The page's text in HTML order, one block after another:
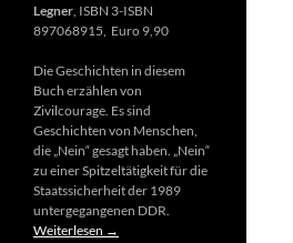
Legner , ISBN 3-ISBN
897068915, Euro 9,90
Die Geschichten in diesem
Buch erzählen von
Zivilcourage. Es sind
Geschichten von Menschen,
die „Nein“ gesagt haben. „Nein“
zu einer Spitzeltätigkeit für die
Staatssicherheit der 1989
untergegangenen DDR.
Weiterlesen →